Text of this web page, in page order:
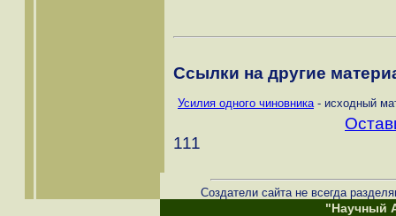
Ссылки на другие
Усилия одного чиновника - исходный
111
Создатели сайта не всегда
"Научный